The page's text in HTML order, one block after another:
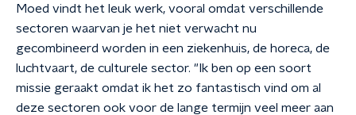
Moed vindt het leuk werk, vooral omdat verschillende
sectoren waarvan je het niet verwacht nu
gecombineerd worden in een ziekenhuis, de horeca, de
luchtvaart, de culturele sector. "Ik ben op een soort
missie geraakt omdat ik het zo fantastisch vind om al
deze sectoren ook voor de lange termijn veel meer aan